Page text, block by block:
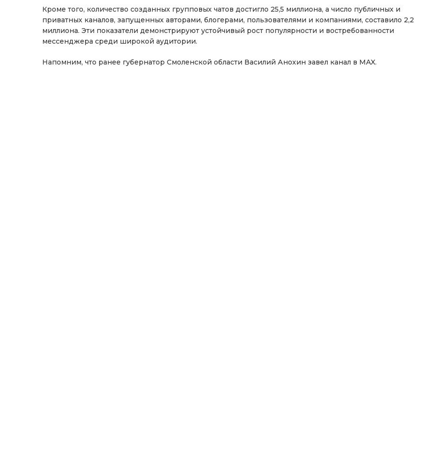
Кроме того, количество созданных групповых чатов достигло 25,5 миллиона, а число публичных и
приватных каналов, запущенных авторами, блогерами, пользователями и компаниями, составило 2,2
миллиона. Эти показатели демонстрируют устойчивый рост популярности и востребованности
мессенджера среди широкой аудитории.
Напомним, что ранее губернатор Смоленской области Василий Анохин завел канал в MAX.